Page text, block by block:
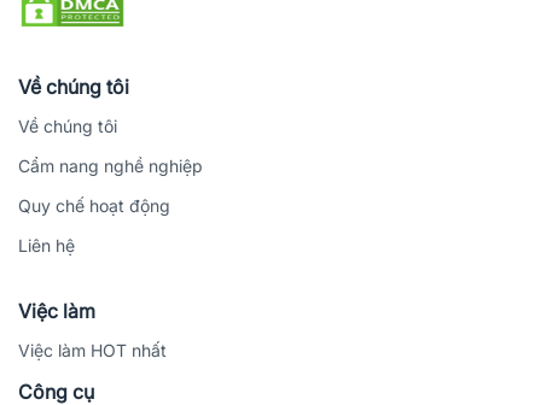
Về chúng tôi
Về chúng tôi
Cẩm nang nghề nghiệp
Quy chế hoạt động
Liên hệ
Việc làm
Việc làm HOT nhất
Công cụ